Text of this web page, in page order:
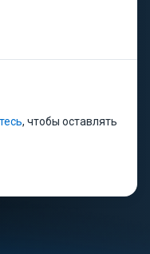
, чтобы оставлять